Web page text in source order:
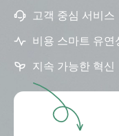
고객 중심 서비스
비용 스마트 유연
지속 가능한 혁신